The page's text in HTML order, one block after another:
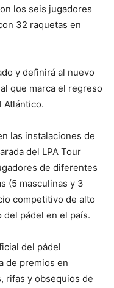
los seis jugadores
32 raquetas en
y definirá al nuevo
que marca el regreso
Atlántico.
las instalaciones de
del LPA Tour
de diferentes
(5 masculinas y 3
competitivo de alto
pádel en el país.
del pádel
de premios en
rifas y obsequios de